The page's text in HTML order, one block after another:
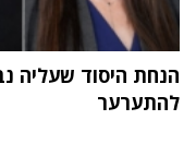
הנחת היסוד שעליה
להתערער